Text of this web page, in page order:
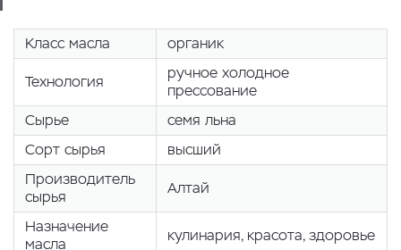
Класс масла органик
Технология
ручное холодное
прессование
Сырье
семя льна
Сорт сырья
высший
Производитель
сырья
Алтай
Назначение
масла
кулинария, красота, здоровье